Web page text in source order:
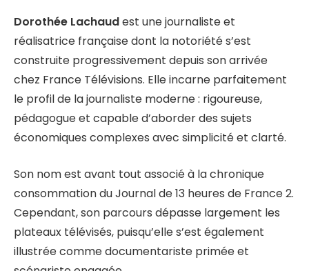
Dorothée Lachaudest une journaliste et
réalisatrice française dont la notoriété s’est
construite progressivement depuis son arrivée
chez France Télévisions. Elle incarne parfaitement
le profil de la journaliste moderne : rigoureuse,
pédagogue et capable d’aborder des sujets
économiques complexes avec simplicité et clarté.
Son nom est avant tout associé à la chronique
consommation du Journal de 13 heures de France 2.
Cependant, son parcours dépasse largement les
plateaux télévisés, puisqu’elle s’est également
illustrée comme documentariste primée et